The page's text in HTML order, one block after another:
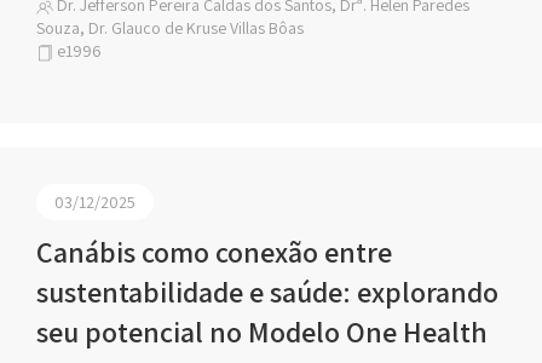
Dr. Jefferson Pereira Caldas dos Santos, Drª. Helen Paredes
Souza, Dr. Glauco de Kruse Villas Bôas
e1996
03/12/2025
Canábis como conexão entre
sustentabilidade e saúde: explorando
seu potencial no Modelo One Health